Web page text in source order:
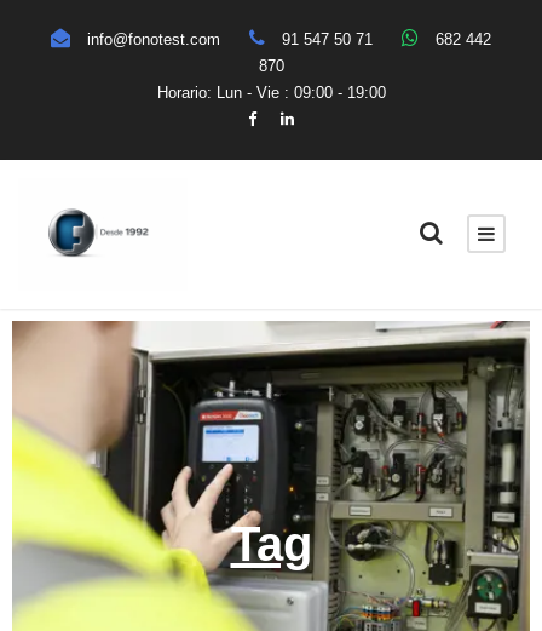
info@fonotest.com 91 547 50 71
682 442
870
Horario: Lun - Vie : 09:00 - 19:00
Tag